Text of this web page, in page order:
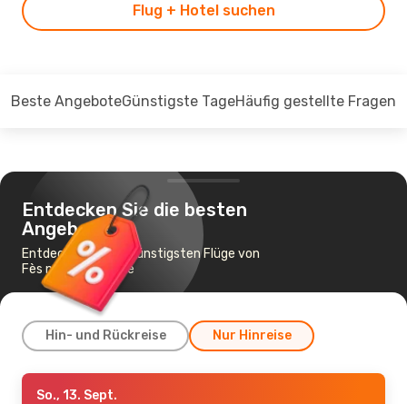
Flug + Hotel suchen
Beste AngeboteGünstigste TageHäufig gestellte Fragen
Entdecken Sie die besten
Angebote
Entdecken Sie die günstigsten Flüge von
Fès nach Laayoune
Hin- und Rückreise Nur Hinreise
Mi., 14. Okt.- Mi., 21. Okt.
So., 13. Sept.